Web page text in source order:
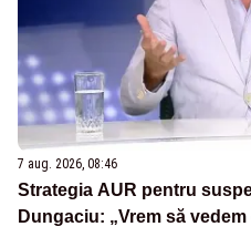
7 aug. 2026, 08:46
Strategia AUR pentru
Dungaciu: „Vrem să